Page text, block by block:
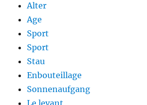
Alter
Age
Sport
Sport
Stau
Enbouteillage
Sonnenaufgang